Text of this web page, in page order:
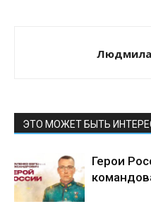
ЭТО МОЖЕТ БЫТЬ
Герои